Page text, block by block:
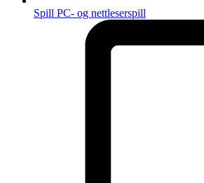
Spill PC- og nettleserspill